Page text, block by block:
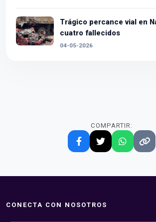
Trágico percance vial en
cuatro fallecidos
04-05-2026
COMPARTIR:
CONECTA CON NOSOTROS